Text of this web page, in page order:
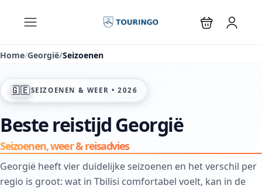
Home Georgië Seizoenen
🇬🇪SEIZOENEN & WEER •2026
Beste reistijd Georgië
Seizoenen, weer & reisadvies
Georgië heeft vier duidelijke seizoenen en het verschil per
regio is groot: wat in Tbilisi comfortabel voelt, kan in de